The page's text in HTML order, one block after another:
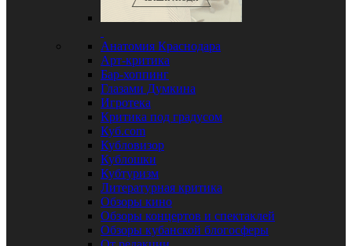
Анатомия Краснодара
Арт-критика
Бар-хоппинг
Глазами Думкина
Игротека
Критика под градусом
Куб.com
Кубловизор
Кублошки
Кубтуризм
Литературная критика
Обзоры кино
Обзоры концертов и спектаклей
Обзоры кубанской блогосферы